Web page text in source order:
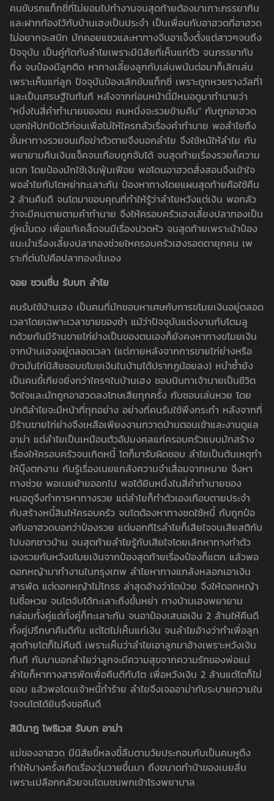
คนขับรถแท็กซี่ที่ไม่ยอมไปทำงานจนสุดท้ายต้องมาเกาะภรรยากิน
และฝากท้องไว้กับบ้านเฮงเป็นประจำ เป็นเพื่อนกับอาฮวดที่อาฮวด
ไม่อยากจะสนิท มักคอยแซวและหาทางจีบอาเจ็งตั้งแต่สาวๆจนถึง
ปัจจุบัน เป็นคู่กัดกับลำไยเพราะมีนิสัยที่เห็นแก่ตัว จนภรรยากับ
ทิ้ง จนป๋องมีลูกติด หาทางเลี้ยงลูกกับเล่นพนันต่อมาก็เลิกเล่น
เพราะเห็นแก่ลูก ปัจจุบันป๋องเลิกขับแท็กซี่ เพราะถูกหวยรางวัลที่1
และเป็นเศรษฐีในทันที หลังจากก่อนหน้านี้มีหมอดูมาทำนายว่า
"หนึ่งในสี่คำทำนายของตน คนหนึ่งจะรวยข้ามคืน" กับถูกอาฮวด
บอกให้ปกปิดไว้ก่อนเพื่อไม่ให้ใครกลัวเรื่องคำทำนาย พอลำไยถึง
ขั้นหาทางรวยจนเกือฆ่าตัวตายจึงบอกลำไย จึงใช้หน้ให้ลำไย กับ
พยายามคืนเงินแจ็คจนเกือบถูกจับได้ จนสุดท้ายเรื่องรวยก็ความ
แตก โดยป๋องมักใช้เงินฟุ่มเฟือย พอโดนอาฮวดสั่งสอนจึงเข้าใจ
พอลำไยกับโตหย่าทะเลาะกัน ป๋องหาทางโดยแผนสุดท้ายคือใช้คืน
2 ล้านคืนดี จนโตมาขอบคุณที่ทำให้รู้ว่าลำไยหวังแต่เงิน พอกลัว
ว่าจะมีคนตายตามคำทำนาย จึงให้ครอบครัวเฮงเลี้ยงปลาทองเป็น
คู่หมั้นตง เพื่อแก้เคล็ดจนมีเรื่องปวดหัว จนสุดท้ายเพราะน้าป๋อง
แนะนำเรื่องเลี้ยงปลาทองช่วยใหครอบครัวเฮงรอดตายุกคน เพ
ราะที่ต่นไปคือปลาทองนั่นเอง
จอย ชวนชื่น รับบท ลำไย
คนรับใช้บ้านเฮง เป็นคนที่มักชอบหาเศษกับการขโมยเงินอยู่ตลอด
เวลาโดยเฉพาะเวลาขายของชำ แม้ว่าปัจจุบันแต่งงานกับโตมลู
กด้วยกันมีร้านขายไก่ย่างเป็นของตนเองก็ยังคงหาทางขโมยเงิน
จากบ้านเฮงอยู่ตลอดเวลา (แต่ภายหลังจากการขายไก่ย่างหรือ
ข้าวมันไก่นิสัยชอบขโมยเงินในบ้านได้ปรากฏน้อยลง) หนำซ้ำยัง
เป็นคนขี้เกียจยิ่งกว่าใครๆในบ้านเฮง ชอบนินทาเจ้านายเป็นชีวิต
จิตใจและมักถูกอาฮวดลงโทษเสียทุกครั้ง กับชอบเล่นหวย โดย
ปกติลำไยจะมีหน้าที่ทุกอย่าง อย่างที่คนรับใช้พึงกระทำ หลังจากที่
มีร้านขายไก่ย่างจึงเหลือเพียงงานกวาดบ้านตอนเช้าและงานดูแล
อาม่า แต่ลำไยเป็นเหมือนตัวอัปมงคลแก่ครอบครัวแบบมักสร้าง
เรื่องให้ครอบครัวจนเกิดหนี้ โตก็มารับผิดชอบ ลำไยเป็นต้นเหตุทำ
ให้บุ๊งตกงาน กับรู้เรื่องเนยแกล้งความจำเสื่อมจากหมาย จึงหา
ทางช่วย พอเนยย้ายออกไป พอได้ยินหนึ่งในสี่คำทำนายของ
หมอดูจึงทำการหาทางรวย แต่ลำไยก็ทำตัวเองเกือบตายประจำ
กับสร้างหนี้สินให้ครอบครัว จนโตต้องหาทางชดใช้หนี้ กับถูกป๋อ
งกับอาฮวดบอกว่าป๋องรวย แต่บอกทีไรลำไยก็เสียใจจนเสียสติกับ
ไปบอกชาวบ้าน จนสุดท้ายลำไยรู้กับเสียใจโดยเลิกหาทางทำตัว
เองรวยกับหวังขโมยเงินจากป๋องสุดท้ายเรื่องป๋องก็แตก แล้วพอ
ดอกหญ้ามาทำงานในกรุงเทพ ลำไยหาทางแกล้งหลอกเอาเงิน
สารพัด แต่ดอกหญ้าไม่โกรธ ล่าสุดอ้างว่าโตป่วย จึงให้ดอกหญ้า
ไปซื้อหวย จนโตจับได้ทะเลาะถึงขั้นหย่า ทางบ้านเฮงพยายาม
กล่อมทั้งคู่แต่ทั้งคู่ก็ทะเลาะกัน จนอาป๋องเสนอเงิน 2 ล้านให้คืนดี
ทั้งคู่ปรึกษาคืนดีกัน แต่โตไม่เห็นแก่เงิน จนลำไยอ้างว่าทำเพื่อลูก
สุดท้ายโตก็ไม่คืนดี เพราะเห็นว่าลำไยเอาลูกมาอ้างเพราะหวังเงิน
ทันที กับมาบอกลำไยว่าลูกจะมีความสุขจากความรักของพ่อแม่
ลำไยก็หาทางสารพัดเพื่อคืนดีกับโต เพื่อหวังเงิน 2 ล้านแต่โตก็ไม่
ยอม แล้วพอโดนเจ้าหนี้ทำร้าย ลำไยจึงเจออาม่ากับระบายความใน
ใจจนโตได้ยินจึงขอคืนดี
สินีนาฎ โพธิเวส รับบท อาม่า
แม่ของอาฮวด มีนิสัยขี้หลงขี้ลืมตามวัยประกอบกับเป็นคนหูตึง
ทำให้บางครั้งเกิดเรื่องวุ่นวายขึ้นมา ถึงขนาดทำน้าของเนยลื่น
เพราะเปลือกกล้วยจนโดนชนพกเข้าโรงพยาบาล